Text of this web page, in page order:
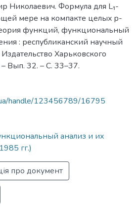
Николаевич. Формула для L₁-
мере на компакте целых p-
функций, функциональный
: республиканский научный
Харьковского
Вып. 32. – С. 33–37.
handle/123456789/16795
анализ и их
гг.)
про документ